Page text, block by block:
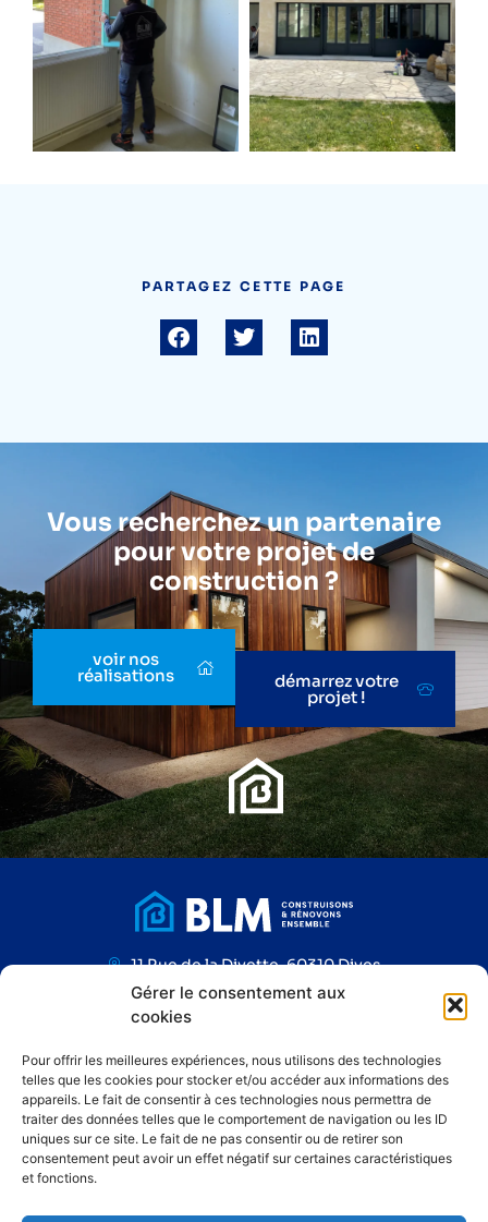
Gérer le consentement aux
cookies
Pour offrir les meilleures expériences, nous utilisons des technologies
telles que les cookies pour stocker et/ou accéder aux informations des
appareils. Le fait de consentir à ces technologies nous permettra de
traiter des données telles que le comportement de navigation ou les ID
uniques sur ce site. Le fait de ne pas consentir ou de retirer son
consentement peut avoir un effet négatif sur certaines caractéristiques
et fonctions.
PARTAGEZ CETTE PAGE
Vous recherchez un partenaire
pour votre projet de
construction ?
voir nos
réalisations démarrez votre
projet !
11 Rue de la Divette, 60310 Dives
Tél. 03 44 43 66 87
blm@blm-construction.fr
Suivez-nous sur Linkedin !